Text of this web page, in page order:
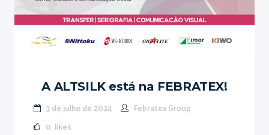
A ALTSILK está na FEBRATEX!
3 de julho de 2024
Febratex Group
0 likes